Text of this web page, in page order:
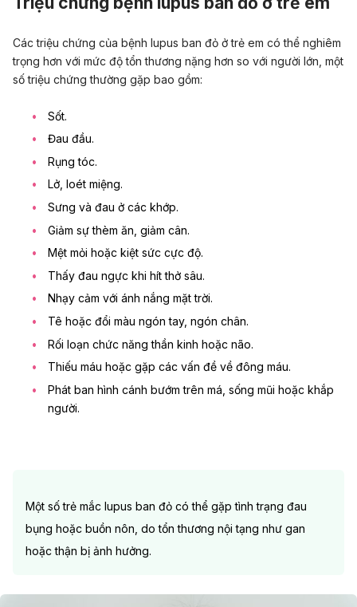
Các triệu chứng của bệnh lupus ban đỏ ở trẻ em có thể nghiêm
trọng hơn với mức độ tổn thương nặng hơn so với người lớn, một
số triệu chứng thường gặp bao gồm:
Sốt.
Đau đầu.
Rụng tóc.
Lở, loét miệng.
Sưng và đau ở các khớp.
Giảm sự thèm ăn, giảm cân.
Mệt mỏi hoặc kiệt sức cực độ.
Thấy đau ngực khi hít thở sâu.
Nhạy cảm với ánh nắng mặt trời.
Tê hoặc đổi màu ngón tay, ngón chân.
Rối loạn chức năng thần kinh hoặc não.
Thiếu máu hoặc gặp các vấn đề về đông máu.
Phát ban hình cánh bướm trên má, sống mũi hoặc khắp
người.
Một số trẻ mắc lupus ban đỏ có thể gặp tình trạng đau
bụng hoặc buồn nôn, do tổn thương nội tạng như gan
hoặc thận bị ảnh hưởng.